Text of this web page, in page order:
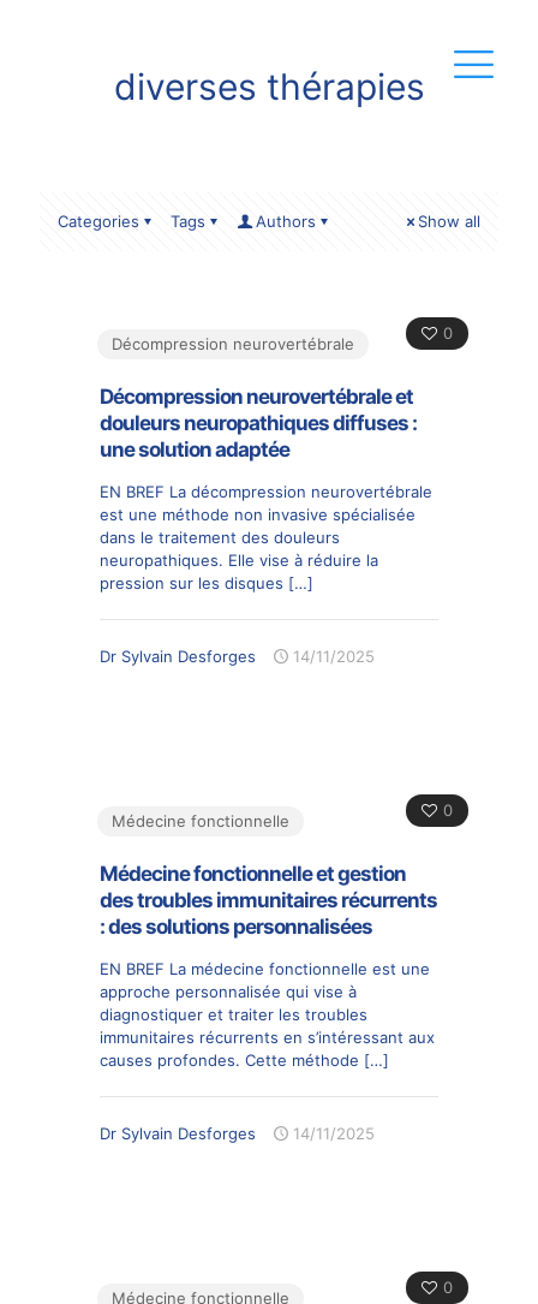
diverses thérapies
Categories Tags Authors Show all
0
Décompression neurovertébrale
Décompression neurovertébrale et
douleurs neuropathiques diffuses :
une solution adaptée
EN BREF La décompression neurovertébrale
est une méthode non invasive spécialisée
dans le traitement des douleurs
neuropathiques. Elle vise à réduire la
pression sur les disques […]
Dr Sylvain Desforges 14/11/2025
0
Médecine fonctionnelle
Médecine fonctionnelle et gestion
des troubles immunitaires récurrents
: des solutions personnalisées
EN BREF La médecine fonctionnelle est une
approche personnalisée qui vise à
diagnostiquer et traiter les troubles
immunitaires récurrents en s’intéressant aux
causes profondes. Cette méthode […]
Dr Sylvain Desforges 14/11/2025
0
Médecine fonctionnelle